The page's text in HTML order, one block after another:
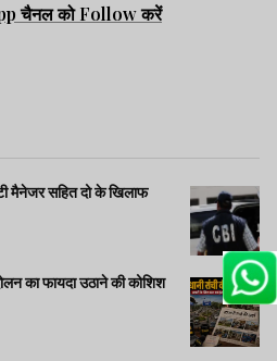
चैनल को Follow करें
मैनेजर सहित दो के खिलाफ
का फायदा उठाने की कोशिश